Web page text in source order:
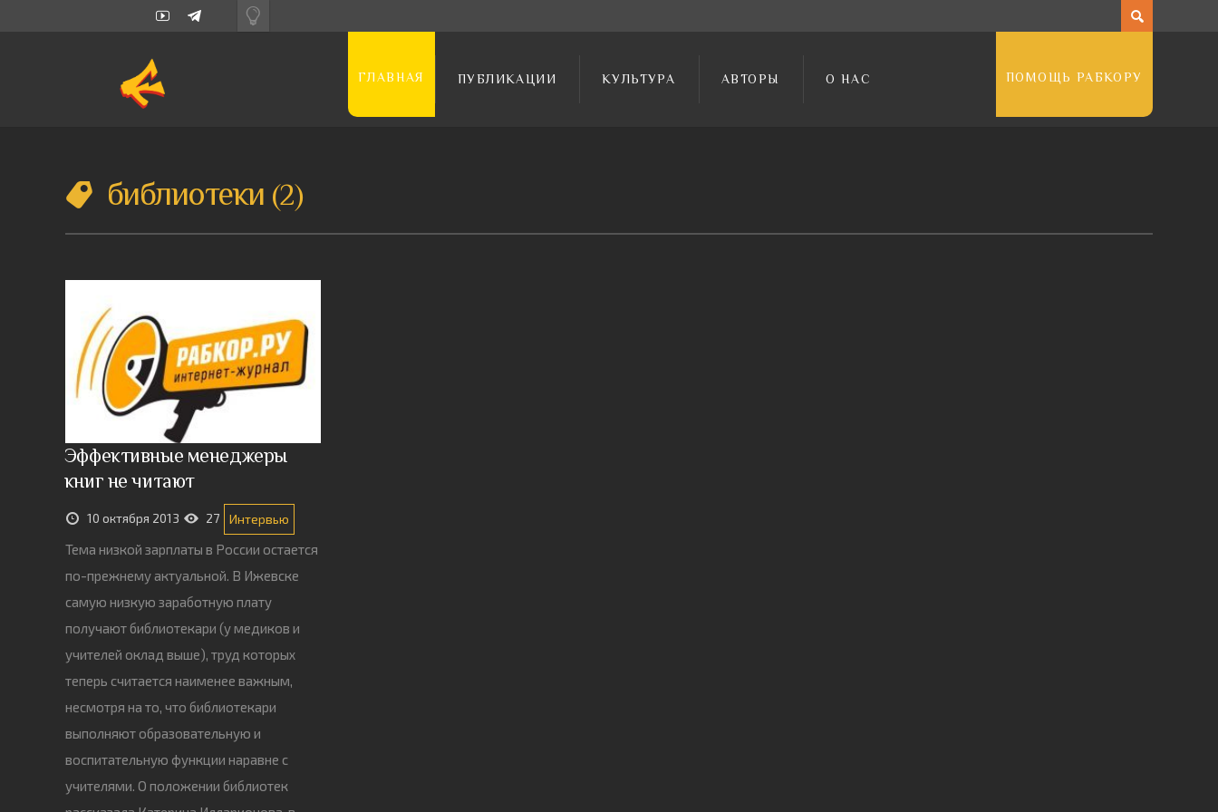
ГЛАВНАЯ ПУБЛИКАЦИИ КУЛЬТУРА АВТОРЫ О НАС ПОМОЩЬ РАБКОРУ
библиотеки 2
Эффективные менеджеры
книг не читают
10 октября 2013 27 Интервью
Тема низкой зарплаты в России остается
по-прежнему актуальной. В Ижевске
самую низкую заработную плату
получают библиотекари (у медиков и
учителей оклад выше), труд которых
теперь считается наименее важным,
несмотря на то, что библиотекари
выполняют образовательную и
воспитательную функции наравне с
учителями. О положении библиотек